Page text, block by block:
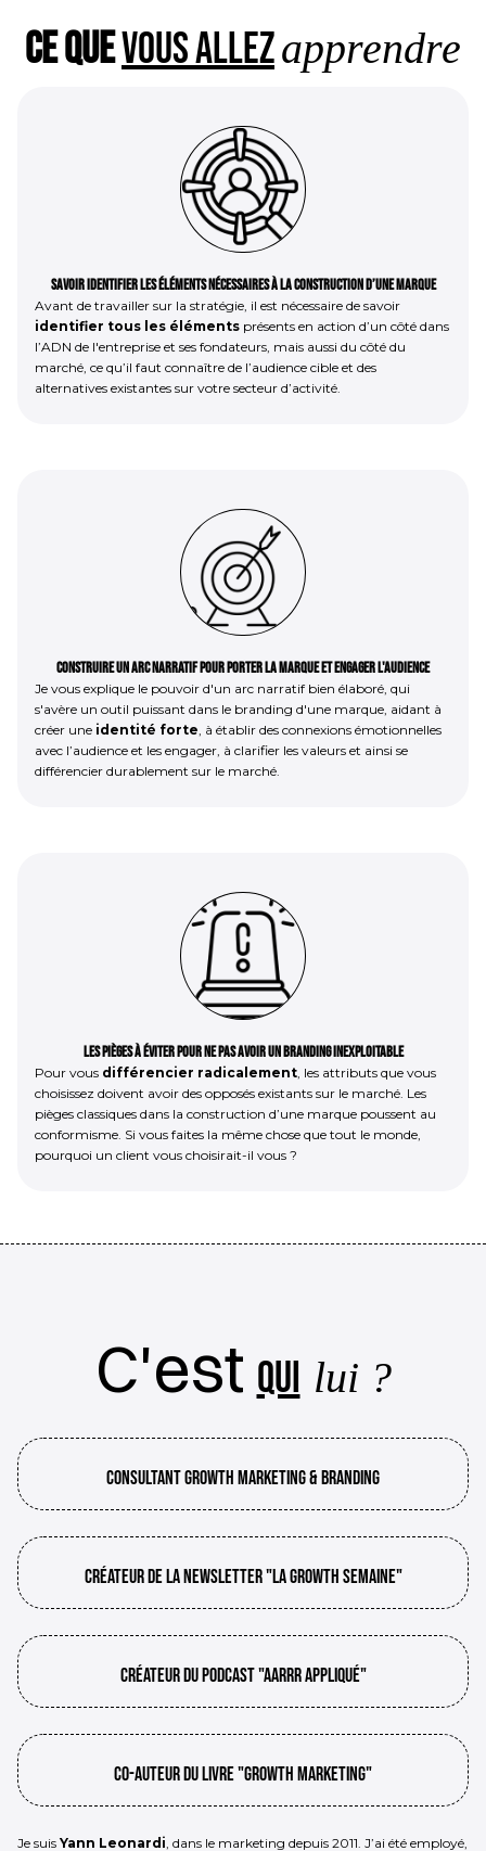
Ce quevous allezapprendre
Savoir identifier les éléments nécessaires à la construction d’une marque
Avant de travailler sur la stratégie, il est nécessaire de savoir
identifier tous les éléments présents en action d’un côté dans
l’ADN de l'entreprise et ses fondateurs, mais aussi du côté du
marché, ce qu’il faut connaître de l’audience cible et des
alternatives existantes sur votre secteur d’activité.
Construire un arc narratif pour porter la marque et engager l'audience
Je vous explique le pouvoir d'un arc narratif bien élaboré, qui
s'avère un outil puissant dans le branding d'une marque, aidant à
créer une identité forte, à établir des connexions émotionnelles
avec l’audience et les engager, à clarifier les valeurs et ainsi se
différencier durablement sur le marché.
Les pièges à éviter pour ne pas avoir un branding inexploitable
Pour vous différencier radicalement , les attributs que vous
choisissez doivent avoir des opposés existants sur le marché. Les
pièges classiques dans la construction d’une marque poussent au
conformisme. Si vous faites la même chose que tout le monde,
pourquoi un client vous choisirait-il vous ?
C'est qui lui ?
Consultant growth marketing & branding
créateur de la newsletter "la growth semaine"
créateur du podcast "aarrr appliqué"
co-auteur du livre "growth marketing"
Je suis Yann Leonardi , dans le marketing depuis 2011. J’ai été employé,